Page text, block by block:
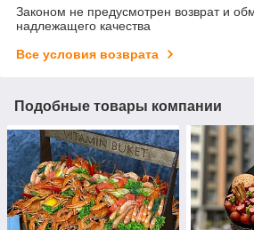
Законом не предусмотрен возврат и
надлежащего качества
Все условия возврата
Подобные товары компании